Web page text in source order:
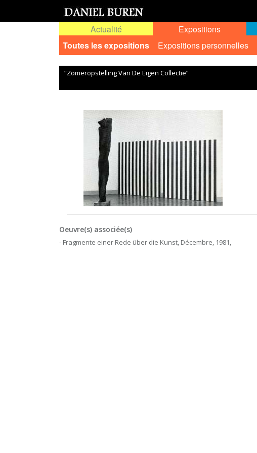
Actualité
Expositions
Toutes les expositions
Expositions personnelles
“Zomeropstelling Van De Eigen Collectie”
Oeuvre(s) associée(s)
- Fragmente einer Rede über die Kunst, Décembre, 1981,